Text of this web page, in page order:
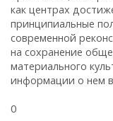
как центрах
принципиальные
современной
на сохранение
материального
информации о нем
0